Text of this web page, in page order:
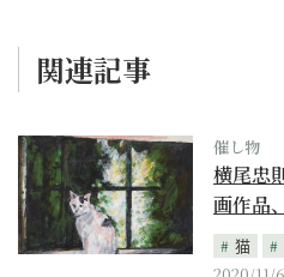
関連記事
催し物
横尾忠
画作品
猫